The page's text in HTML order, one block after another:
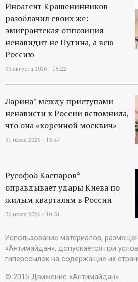
Иноагент Крашенинников
разоблачил своих же:
эмигрантская оппозиция
ненавидит не Путина, а всю
Россию
03 августа 2026 - 15:22
Ларина* между приступами
ненависти к России вспомнила,
что она «коренной москвич»
31 июля 2026 - 13:47
Русофоб Каспаров*
оправдывает удары Киева по
жилым кварталам в России
30 июля 2026 - 10:51
Использование материалов,
«Антимайдан», допускается при
гиперссылок на содержащие их
© 2015 Движение «Антимайдан»